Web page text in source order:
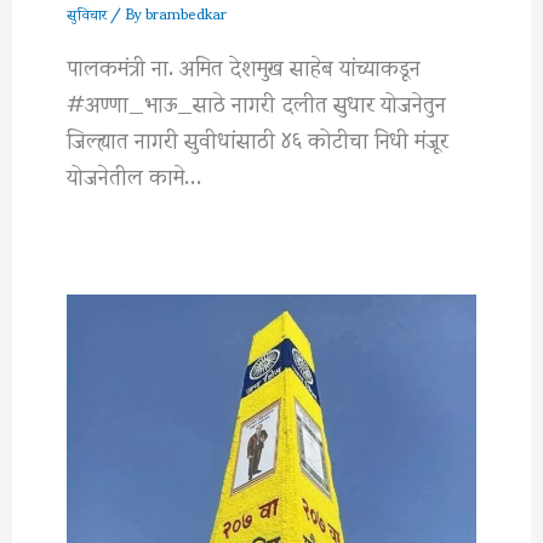
सुविचार/ Bybrambedkar
पालकमंत्री ना. अमित देशमुख साहेब यांच्याकडून
#अण्णा_भाऊ_साठे नागरी दलीत सुधार योजनेतुन
जिल्ह्यात नागरी सुवीधांसाठी ४६ कोटीचा निधी मंजूर
योजनेतील कामे…